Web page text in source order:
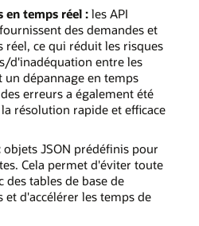
en temps réel :les API
des demandes et
réel, ce qui réduit les risques
d'inadéquation entre les
dépannage en temps
erreurs a également été
résolution rapide et efficace
objets JSON prédéfinis pour
Cela permet d'éviter toute
tables de base de
d'accélérer les temps de